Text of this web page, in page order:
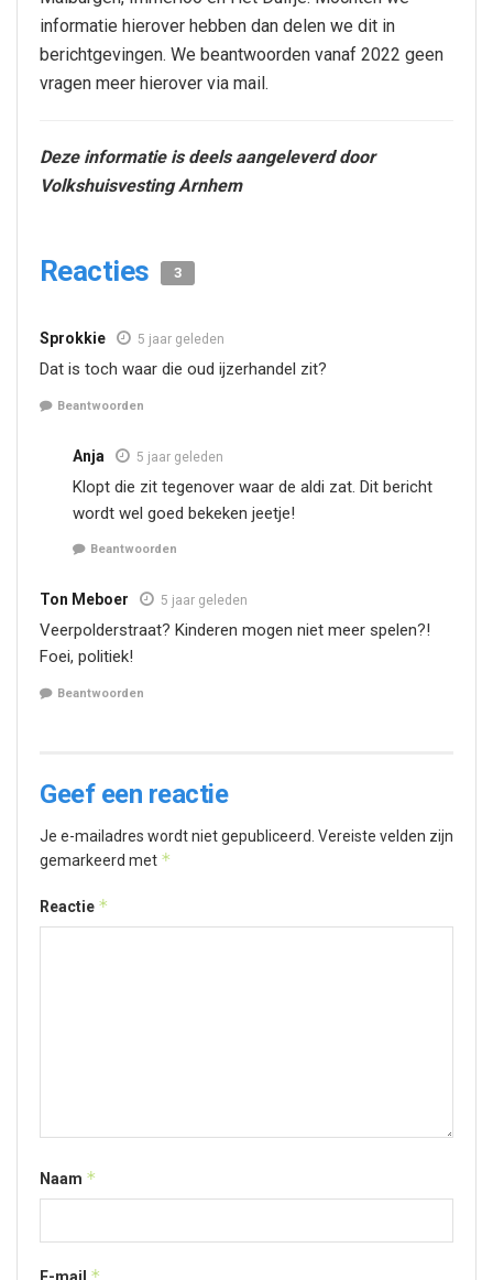
informatie hierover hebben dan delen we dit in
berichtgevingen. We beantwoorden vanaf 2022 geen
vragen meer hierover via mail.
Deze informatie is deels aangeleverd door
Volkshuisvesting Arnhem
Reacties 3
Sprokkie 5 jaar geleden
Dat is toch waar die oud ijzerhandel zit?
Beantwoorden
Anja 5 jaar geleden
Klopt die zit tegenover waar de aldi zat. Dit bericht
wordt wel goed bekeken jeetje!
Beantwoorden
Ton Meboer 5 jaar geleden
Veerpolderstraat? Kinderen mogen niet meer spelen?!
Foei, politiek!
Beantwoorden
Geef een reactie
Je e-mailadres wordt niet gepubliceerd. Vereiste velden zijn
gemarkeerd met *
Reactie *
Naam *